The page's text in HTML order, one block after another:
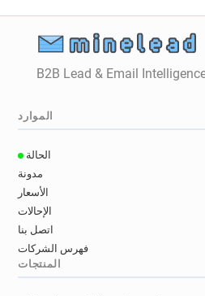
الموارد
الحالة
مدونة
الأسعار
الإحالات
اتصل بنا
فهرس الشركات
المنتجات